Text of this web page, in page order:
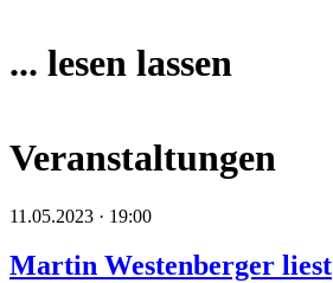
... lesen lassen
Veranstaltungen
11.05.2023 · 19:00
Martin Westenberger liest